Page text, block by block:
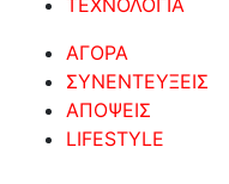
ΑΓΟΡΑ
ΣΥΝΕΝΤΕΥΞΕΙΣ
ΑΠΟΨΕΙΣ
LIFESTYLE